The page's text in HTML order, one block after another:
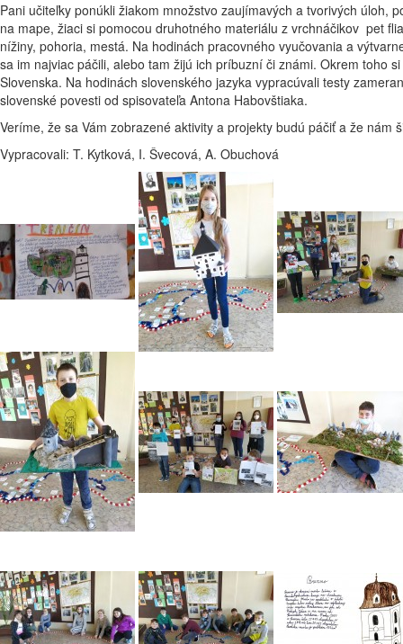
Pani učiteľky ponúkli žiakom množstvo zaujímavých a tvorivých úloh,
na mape, žiaci si pomocou druhotného materiálu z vrchnáčikov pet
nížiny, pohoria, mestá. Na hodinách pracovného vyučovania a
sa im najviac páčili, alebo tam žijú ich príbuzní či známi. Okrem toho
Slovenska. Na hodinách slovenského jazyka vypracúvali testy
slovenské povesti od spisovateľa Antona Habovštiaka.
Veríme, že sa Vám zobrazené aktivity a projekty budú páčiť a že
Vypracovali: T. Kytková, I. Švecová, A. Obuchová